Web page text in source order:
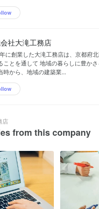
社大滝工務店
に創業した大滝工務店は、京都府北
ことを通して 地域の暮らしに豊かさ
時から、地域の建築業...
店
from this company